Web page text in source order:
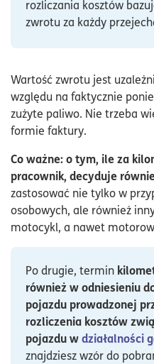
rozliczania kosztów
zwrotu za każdy
Wartość zwrotu jest
względu na faktycznie
zużyte paliwo. Nie trzeba
formie faktury.
Co ważne: o tym, ile za
pracownik, decyduje
zastosować nie tylko w
osobowych, ale również
motocykl, a nawet
Po drugie, termin
również w odniesieniu
pojazdu prowadzonej
rozliczenia kosztów
pojazdu wdziałalności
znajdziesz wzór do